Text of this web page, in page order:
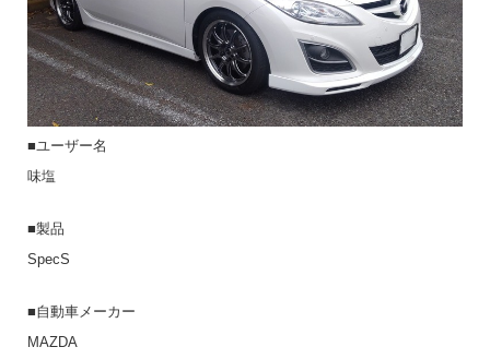
■ユーザー名
味塩
■製品
SpecS
■自動車メーカー
MAZDA